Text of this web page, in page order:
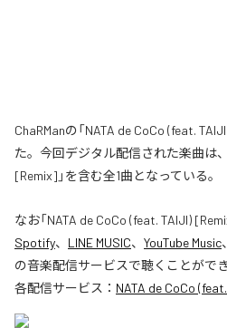
ChaRManの「NATA de CoCo (feat.
た。今回デジタル配信された楽曲は、
[Remix]」を含む全1曲となっている。
なお「NATA de CoCo (feat. TAIJI)
Spotify、 LINE MUSIC、 YouTube Music、
の音楽配信サービスで聴くことができ
各配信サービス： NATA de CoCo